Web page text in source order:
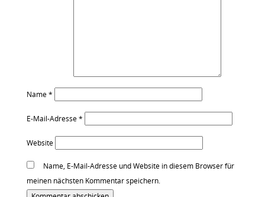
Name*
E-Mail-Adresse*
Website
Name, E-Mail-Adresse und Website in diesem Browser für
meinen nächsten Kommentar speichern.